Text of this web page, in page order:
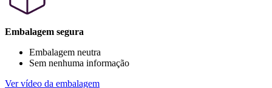
Embalagem segura
Embalagem neutra
Sem nenhuma informação
Ver vídeo da embalagem